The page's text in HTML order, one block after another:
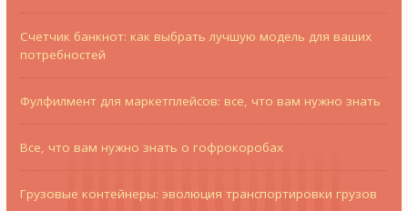
Счетчик банкнот: как выбрать лучшую модель для ваших
потребностей
Фулфилмент для маркетплейсов: все, что вам нужно знать
Все, что вам нужно знать о гофрокоробах
Грузовые контейнеры: эволюция транспортировки грузов